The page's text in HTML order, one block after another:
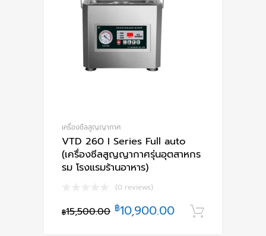
เครื่องซีลสูญญากาศ
VTD 260 I Series Full auto
(เครื่องซีลสูญญากาศรุ่นอุตสาหกร
รม โรงแรมร้านอาหาร)
(0 reviews)
฿15,500.00 ฿10,900.00